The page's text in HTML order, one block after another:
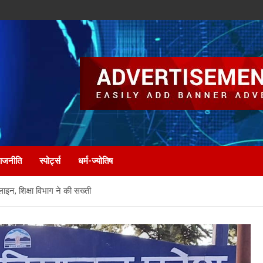
स्पोर्ट्स धर्म-ज्योतिष
शिक्षा विभाग ने की सख्ती